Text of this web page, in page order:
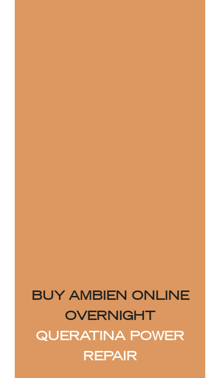
BUY AMBIEN ONLINE
OVERNIGHT
QUERATINA POWER
REPAIR